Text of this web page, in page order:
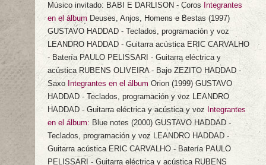
Músico invitado: BABI E DARLISON - Coros Integrantes
en el álbum Deuses, Anjos, Homens e Bestas (1997)
GUSTAVO HADDAD - Teclados, programación y voz
LEANDRO HADDAD - Guitarra acústica ERIC CARVALHO
- Batería PAULO PELISSARI - Guitarra eléctrica y
acústica RUBENS OLIVEIRA - Bajo ZEZITO HADDAD -
Saxo Integrantes en el álbum Orion (1999) GUSTAVO
HADDAD - Teclados, programación y voz LEANDRO
HADDAD - Guitarra eléctrica y acústica y voz Integrantes
en el álbum: Blue notes (2000) GUSTAVO HADDAD -
Teclados, programación y voz LEANDRO HADDAD -
Guitarra acústica ERIC CARVALHO - Batería PAULO
PELISSARI - Guitarra eléctrica y acústica RUBENS